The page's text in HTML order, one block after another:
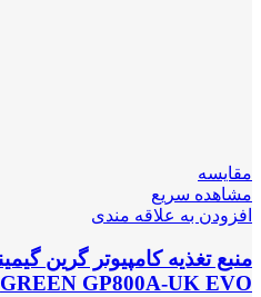
مقایسه
مشاهده سریع
افزودن به علاقه مندی
GREEN GP800A-UK EVO